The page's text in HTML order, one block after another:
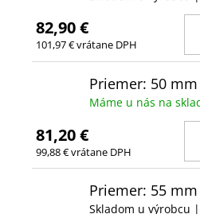
82,90 €
101,97 € vrátane DPH
Priemer: 50 mm
Máme u nás na
81,20 €
99,88 € vrátane DPH
Priemer: 55 mm
Skladom u výrobcu